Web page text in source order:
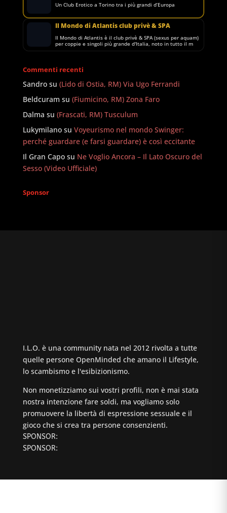
Un Club Erotico a Torino tra i più grandi d’Europa
Il Mondo di Atlantis club privè & SPA
Il Mondo di Atlantis è il club privè & SPA (sexus per aquam)
per coppie e singoli più grande d'Italia, noto in tutto il m
Commenti recenti
Sandrosu (Lido di Ostia, RM) Via Ugo Ferrandi
Beldcuram su (Fiumicino, RM) Zona Faro
Dalma su (Frascati, RM) Tusculum
Lukymilanosu Voyeurismo nel mondo Swinger:
perché guardare (e farsi guardare) è così eccitante
Il Gran Caposu Ne Voglio Ancora – Il Lato Oscuro del
Sesso (Video Ufficiale)
Sponsor
I.L.O. è una community nata nel 2012 rivolta a tutte
quelle persone OpenMinded che amano il Lifestyle,
lo scambismo e l'esibizionismo.
Non monetizziamo sui vostri profili, non è mai stata
nostra intenzione fare soldi, ma vogliamo solo
promuovere la libertà di espressione sessuale e il
gioco che si crea tra persone consenzienti.
SPONSOR:
SPONSOR: